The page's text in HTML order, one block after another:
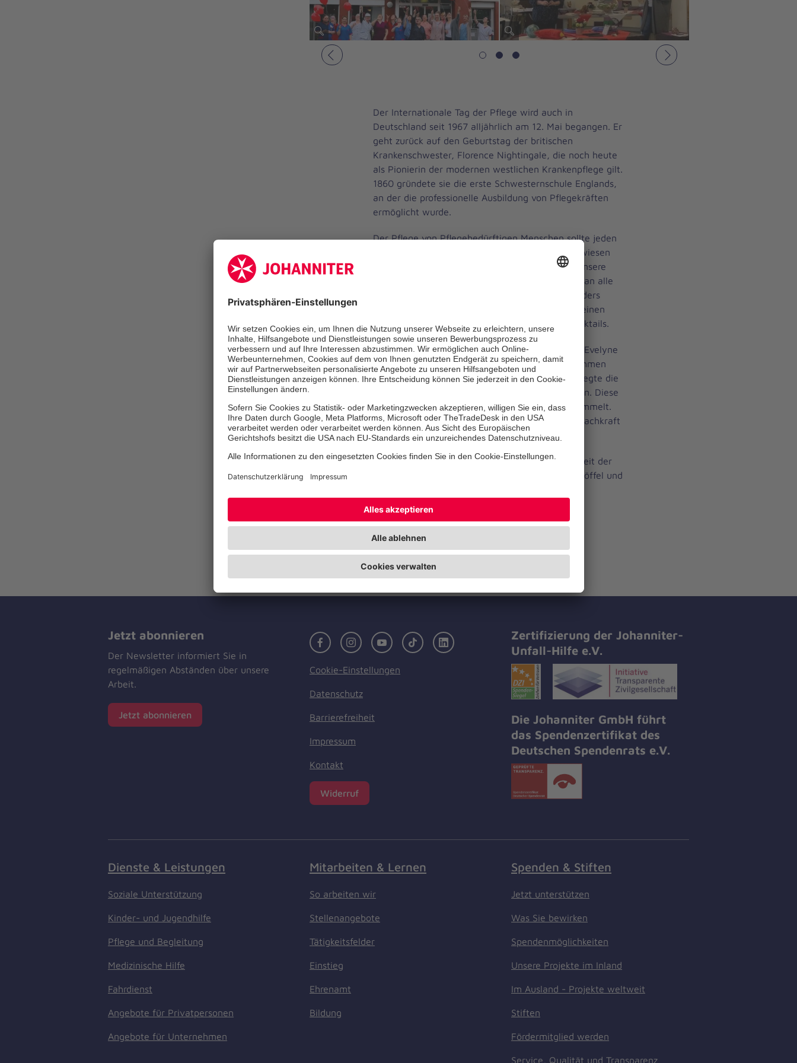
Vorheriges Nächstes
Der Internationale Tag der Pflege wird auch in
Deutschland seit 1967 alljährlich am 12. Mai begangen. Er
geht zurück auf den Geburtstag der britischen
Krankenschwester, Florence Nightingale, die noch heute
als Pionierin der modernen westlichen Krankenpflege gilt.
1860 gründete sie die erste Schwesternschule Englands,
an der die professionelle Ausbildung von Pflegekräften
ermöglicht wurde.
Der Pflege von Pflegebedürftigen Menschen sollte jeden
Tag diese Aufmerksamkeit und Wichtigkeit zugewiesen
werden, nicht nur am 12. Mai. Deshalb möchte unsere
Einrichtungsleitung Frau Calmes heute ein Dank an alle
unsere Mitarbeiter aussprechen und diese besonders
würdigen. Als Dankeschön gab es heute einen kleinen
Umtrunk mit selbst gemachten alkoholfreien Cocktails.
Unsere Mitarbeiterin und BGM Beauftragte Frau Evelyne
Linnerz nutzte die Gelegenheit und stellte im Rahmen
dieser Veranstaltung einige Aktivitäten vor und regte die
Mitarbeiter dazu an, Wünsche oder Lob zu äußern. Diese
wurden auf Zetteln niedergeschrieben und gesammelt.
Unterstütz wird Sie ab sofort von unserer Pflegefachkraft
Jeanine Lange.
Jeder Mitarbeiter erhielt als kleine Aufmerksamkeit der
Geschäftsführung ein Kochbuch mit einem Kochlöffel und
Ein großes Dankeschön gilt allen Pflegenden.
DANKE!!!!!!!
Jetzt abonnieren
Der Newsletter informiert Sie in
regelmäßigen Abständen über unsere
Arbeit.
Jetzt abonnieren
FacebookInstagramYoutubeTikTok LinkedIn
Cookie-Einstellungen
Datenschutz
Barrierefreiheit
Impressum
Kontakt
Widerruf
Zertifizierung der Johanniter-
Unfall-Hilfe e.V.
Die Johanniter GmbH führt
das Spendenzertifikat des
Deutschen Spendenrats e.V.
Dienste & Leistungen
Soziale Unterstützung
Kinder- und Jugendhilfe
Pflege und Begleitung
Medizinische Hilfe
Fahrdienst
Angebote für Privatpersonen
Angebote für Unternehmen
Mitarbeiten & Lernen
So arbeiten wir
Stellenangebote
Tätigkeitsfelder
Einstieg
Ehrenamt
Bildung
Spenden & Stiften
Jetzt unterstützen
Was Sie bewirken
Spendenmöglichkeiten
Unsere Projekte im Inland
Im Ausland - Projekte weltweit
Stiften
Fördermitglied werden
Service, Qualität und Transparenz